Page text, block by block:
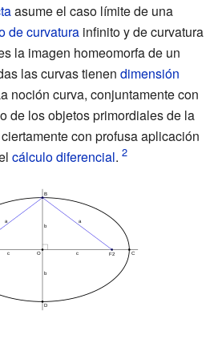
asume el caso límite de una
de curvatura infinito y de curvatura
la imagen homeomorfade un
las curvas tienendimensión
noción curva, conjuntamente con
de los objetos primordiales de la
con profusa aplicación
cálculo diferencial.